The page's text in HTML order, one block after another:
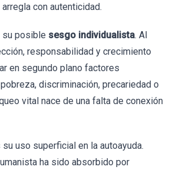
con autenticidad.
su posible sesgo individualista. Al
responsabilidad y crecimiento
en segundo plano factores
discriminación, precariedad o
vital nace de una falta de conexión
uso superficial en la autoayuda.
ha sido absorbido por